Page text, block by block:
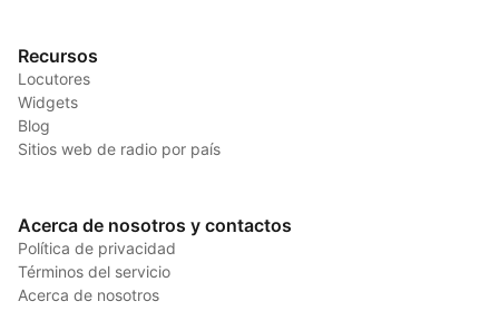
Recursos
Locutores
Widgets
Blog
Sitios web de radio por país
Acerca de nosotros y contactos
Política de privacidad
Términos del servicio
Acerca de nosotros